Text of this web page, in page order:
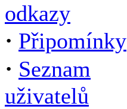
odkazy
· Připomínky
· Seznam
uživatelů